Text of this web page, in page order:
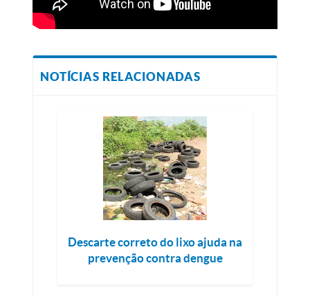
NOTÍCIAS RELACIONADAS
Descarte correto do lixo ajuda na
prevenção contra dengue